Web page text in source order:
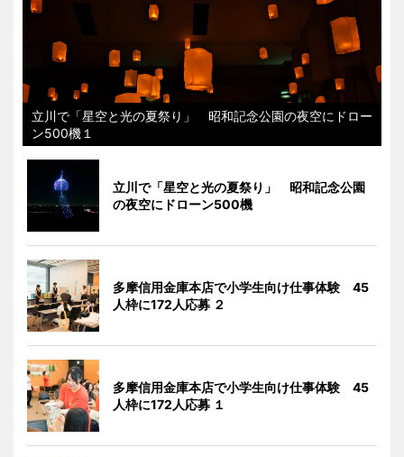
立川で「星空と光の夏祭り」 昭和記念公園の夜空にドロー
ン500機１
立川で「星空と光の夏祭り」 昭和記念公園
の夜空にドローン500機
多摩信用金庫本店で小学生向け仕事体験 45
人枠に172人応募 ２
多摩信用金庫本店で小学生向け仕事体験 45
人枠に172人応募 １